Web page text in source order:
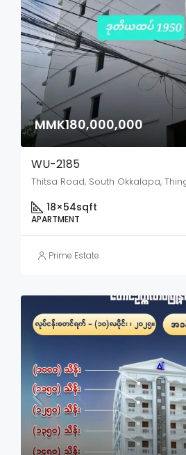
MMK180,000,000
WU-2185
18×54sqft
APARTMENT
Prime Estate